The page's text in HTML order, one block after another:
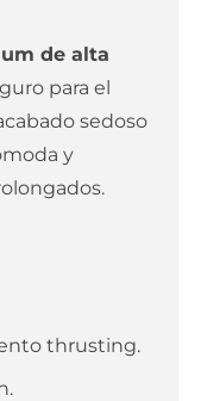
de alta
para el
sedoso
y
thrusting.